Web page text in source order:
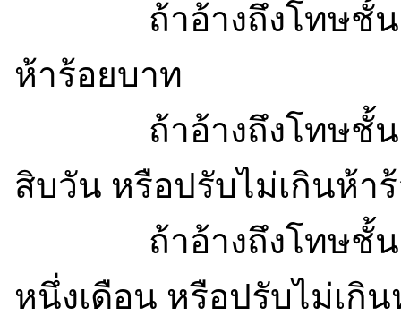
ถ้าอ้างถึงโทษชั้น ๒
ห้าร้อยบาท
ถ้าอ้างถึงโทษชั้น ๓
สิบวัน หรือปรับไม่เกินห้า
ถ้าอ้างถึงโทษชั้น ๔
หนึ่งเดือน หรือปรับไม่เกิ